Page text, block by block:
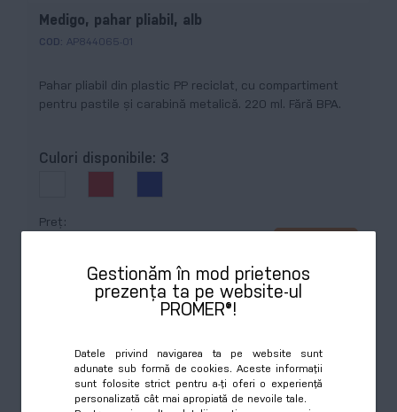
Gestionăm în mod prietenos
prezența ta pe website-ul
PROMER®!
Datele privind navigarea ta pe website sunt
adunate sub formă de cookies. Aceste informații
sunt folosite strict pentru a-ți oferi o experiență
personalizată cât mai apropiată de nevoile tale.
Medigo, pahar pliabil, alb
COD: AP844065-01
Pahar pliabil din plastic PP reciclat, cu compartiment
pentru pastile și carabină metalică. 220 ml. Fără BPA.
Culori disponibile: 3
Preț